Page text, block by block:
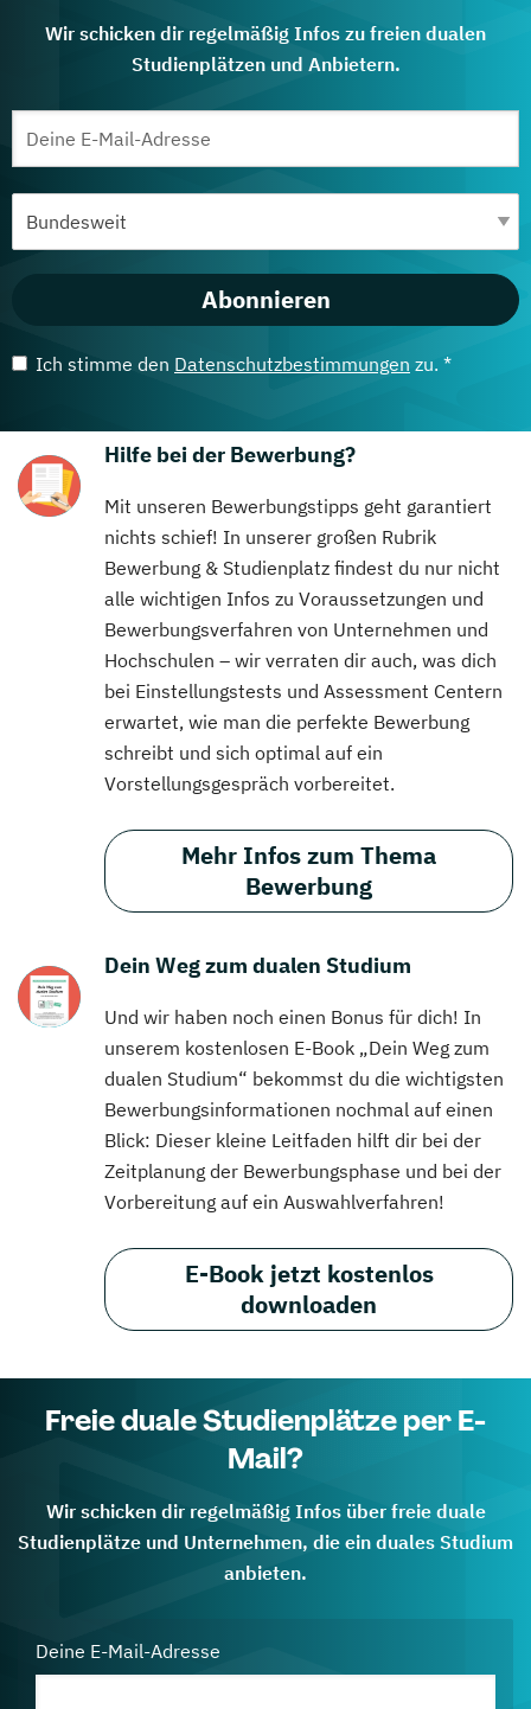
Wir schicken dir regelmäßig Infos zu freien dualen
Studienplätzen und Anbietern.
Abonnieren
Ich stimme den Datenschutzbestimmungen zu. *
Hilfe bei der Bewerbung?
Mit unseren Bewerbungstipps geht garantiert
nichts schief! In unserer großen Rubrik
Bewerbung & Studienplatz findest du nur nicht
alle wichtigen Infos zu Voraussetzungen und
Bewerbungsverfahren von Unternehmen und
Hochschulen – wir verraten dir auch, was dich
bei Einstellungstests und Assessment Centern
erwartet, wie man die perfekte Bewerbung
schreibt und sich optimal auf ein
Vorstellungsgespräch vorbereitet.
Mehr Infos zum Thema
Bewerbung
Dein Weg zum dualen Studium
Und wir haben noch einen Bonus für dich! In
unserem kostenlosen E-Book „Dein Weg zum
dualen Studium“ bekommst du die wichtigsten
Bewerbungsinformationen nochmal auf einen
Blick: Dieser kleine Leitfaden hilft dir bei der
Zeitplanung der Bewerbungsphase und bei der
Vorbereitung auf ein Auswahlverfahren!
E-Book jetzt kostenlos
downloaden
Freie duale Studienplätze per E-
Mail?
Wir schicken dir regelmäßig Infos über freie duale
Studienplätze und Unternehmen, die ein duales Studium
anbieten.
Deine E-Mail-Adresse